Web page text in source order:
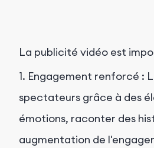
La publicité vidéo est
1. Engagement renforcé :
spectateurs grâce à des
émotions, raconter des
augmentation de